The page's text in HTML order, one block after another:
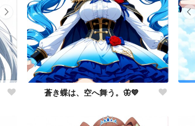
蒼き蝶は、空へ舞う。🦋💙